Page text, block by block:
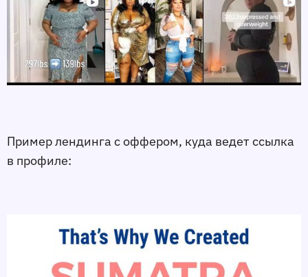
Пример лендинга с оффером, куда ведет ссылка
в профиле: